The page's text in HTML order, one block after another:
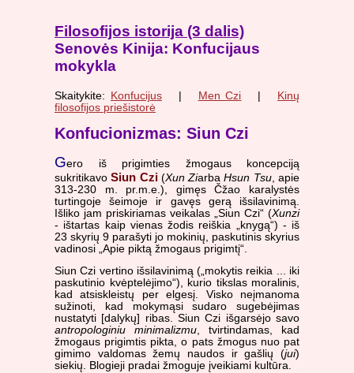
Filosofijos istorija (3 dalis)
Senovės Kinija: Konfucijaus
mokykla
Skaitykite: Konfucijus| Men Czi | Kinų
filosofijos priešistorė
Konfucionizmas: Siun Czi
Gero iš prigimties žmogaus koncepciją
sukritikavoSiun Czi(Xun ZiarbaHsun Tsu, apie
313-230 m. pr.m.e.), gimęs Čžao karalystės
turtingoje šeimoje ir gavęs gerą išsilavinimą.
Išliko jam priskiriamas veikalas „Siun Czi“ (Xunzi
- ištartas kaip vienas žodis reiškia „knygą“) - iš
23 skyrių 9 parašyti jo mokinių, paskutinis skyrius
vadinosi „Apie piktą žmogaus prigimtį“.
Siun Czi vertino išsilavinimą („mokytis reikia ... iki
paskutinio kvėptelėjimo“), kurio tikslas moralinis,
kad atsiskleistų per elgesį. Visko neįmanoma
sužinoti, kad mokymąsi sudaro sugebėjimas
nustatyti [dalykų] ribas. Siun Czi išgarsėjo savo
antropologiniu minimalizmu, tvirtindamas, kad
žmogaus prigimtis pikta, o pats žmogus nuo pat
gimimo valdomas žemų naudos ir gašlių (jui)
siekių. Blogieji pradai žmoguje įveikiami kultūra.